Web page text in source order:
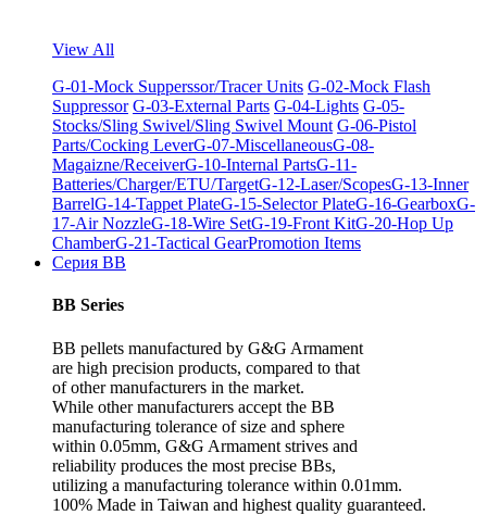
View All
G-01-Mock Supperssor/Tracer Units G-02-Mock Flash
Suppressor G-03-External Parts G-04-Lights G-05-
Stocks/Sling Swivel/Sling Swivel Mount G-06-Pistol
Parts/Cocking LeverG-07-MiscellaneousG-08-
Magaizne/ReceiverG-10-Internal PartsG-11-
Batteries/Charger/ETU/TargetG-12-Laser/ScopesG-13-Inner
BarrelG-14-Tappet PlateG-15-Selector PlateG-16-GearboxG-
17-Air NozzleG-18-Wire SetG-19-Front KitG-20-Hop Up
ChamberG-21-Tactical GearPromotion Items
Серия BB
BB Series
BB pellets manufactured by G&G Armament
are high precision products, compared to that
of other manufacturers in the market.
While other manufacturers accept the BB
manufacturing tolerance of size and sphere
within 0.05mm, G&G Armament strives and
reliability produces the most precise BBs,
utilizing a manufacturing tolerance within 0.01mm.
100% Made in Taiwan and highest quality guaranteed.